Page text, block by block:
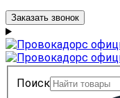
Заказать звонок
Поиск